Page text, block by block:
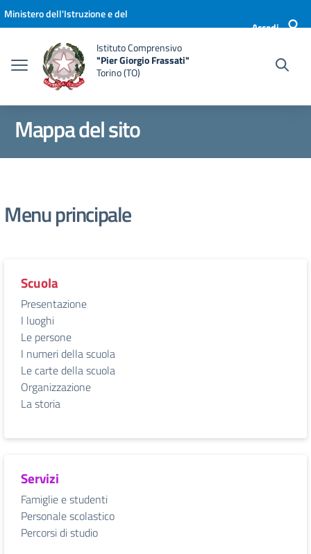
Vai ai contenuti
Vai al menu di navigazione
Vai al footer
Ministero dell'Istruzione e del
Accedi
Istituto Comprensivo
"Pier Giorgio Frassati"
Torino (TO)
Mappa del sito
Menu principale
Scuola
Presentazione
I luoghi
Le persone
I numeri della scuola
Le carte della scuola
Organizzazione
La storia
Servizi
Famiglie e studenti
Personale scolastico
Percorsi di studio